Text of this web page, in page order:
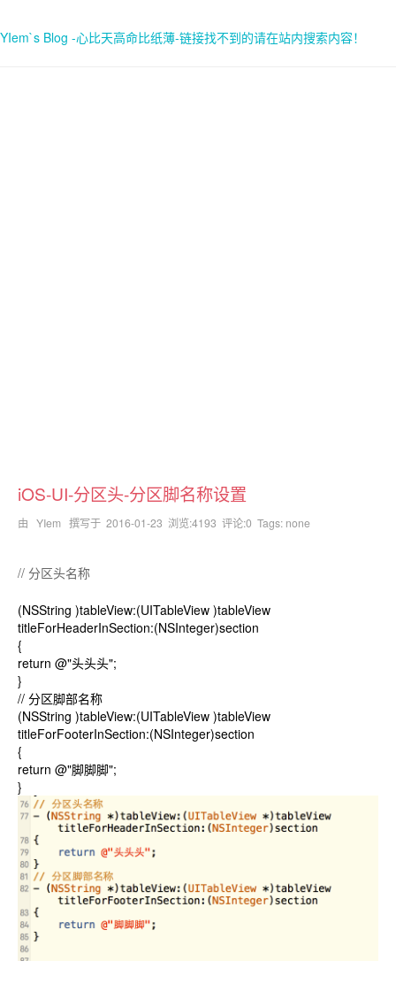
YIem`s Blog -心比天高命比纸薄-链接找不到的请在站内搜索内容！
iOS-UI-分区头-分区脚名称设置
由 YIem 撰写于 2016-01-23 浏览:4193 评论:0 Tags: none
// 分区头名称
(NSString )tableView:(UITableView )tableView
titleForHeaderInSection:(NSInteger)section
{
return @"头头头";
}
// 分区脚部名称
(NSString )tableView:(UITableView )tableView
titleForFooterInSection:(NSInteger)section
{
return @"脚脚脚";
}